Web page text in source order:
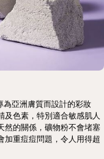
亞洲膚質而設計的彩妝
色素，特別適合敏感肌人
然的關係，礦物粉不會堵塞
加重痘痘問題，令人用得超